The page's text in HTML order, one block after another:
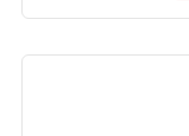
棟は国の重要文化
行われ、国の重
春の「田作祭（